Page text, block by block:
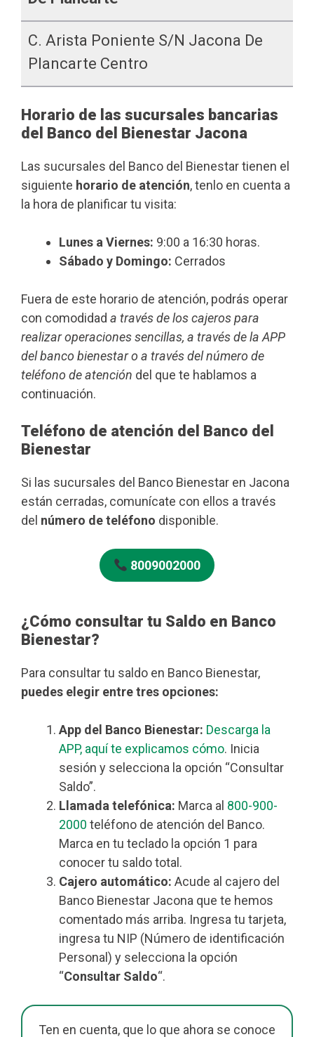
C. Arista Poniente S/n Jacona De
Plancarte Centro
Horario de las sucursales bancarias
del Banco del Bienestar Jacona
Las sucursales del Banco del Bienestar tienen el
siguiente horario de atención, tenlo en cuenta a
la hora de planificar tu visita:
Lunes a Viernes: 9:00 a 16:30 horas.
Sábado y Domingo: Cerrados
Fuera de este horario de atención, podrás operar
con comodidad a través de los cajeros para
realizar operaciones sencillas, a través de la APP
del banco bienestar o a través del número de
teléfono de atención del que te hablamos a
continuación.
Teléfono de atención del Banco del
Bienestar
Si las sucursales del Banco Bienestar en Jacona
están cerradas, comunícate con ellos a través
del número de teléfono disponible.
8009002000
¿Cómo consultar tu Saldo en Banco
Bienestar?
Para consultar tu saldo en Banco Bienestar,
puedes elegir entre tres opciones:
App del Banco Bienestar: Descarga la
APP, aquí te explicamos cómo. Inicia
sesión y selecciona la opción “Consultar
Saldo”.
Llamada telefónica: Marca al 800-900-
2000 teléfono de atención del Banco.
Marca en tu teclado la opción 1 para
conocer tu saldo total.
Cajero automático: Acude al cajero del
Banco Bienestar Jacona que te hemos
comentado más arriba. Ingresa tu tarjeta,
ingresa tu NIP (Número de identificación
Personal) y selecciona la opción
“Consultar Saldo“.
Ten en cuenta, que lo que ahora se conoce